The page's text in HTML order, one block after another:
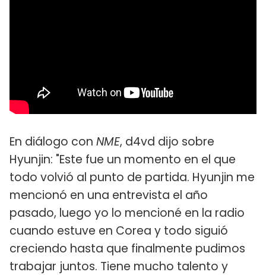
En diálogo con NME, d4vd dijo sobre
Hyunjin: "Este fue un momento en el que
todo volvió al punto de partida. Hyunjin me
mencionó en una entrevista el año
pasado, luego yo lo mencioné en la radio
cuando estuve en Corea y todo siguió
creciendo hasta que finalmente pudimos
trabajar juntos. Tiene mucho talento y